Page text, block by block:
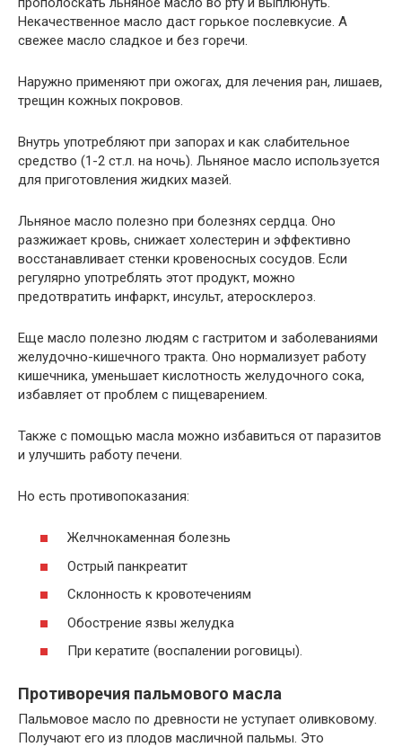
Некачественное масло даст горькое послевкусие. А
свежее масло сладкое и без горечи.
Наружно применяют при ожогах, для лечения ран, лишаев,
трещин кожных покровов.
Внутрь употребляют при запорах и как слабительное
средство (1-2 ст.л. на ночь). Льняное масло используется
для приготовления жидких мазей.
Льняное масло полезно при болезнях сердца. Оно
разжижает кровь, снижает холестерин и эффективно
восстанавливает стенки кровеносных сосудов. Если
регулярно употреблять этот продукт, можно
предотвратить инфаркт, инсульт, атеросклероз.
Еще масло полезно людям с гастритом и заболеваниями
желудочно-кишечного тракта. Оно нормализует работу
кишечника, уменьшает кислотность желудочного сока,
избавляет от проблем с пищеварением.
Также с помощью масла можно избавиться от паразитов
и улучшить работу печени.
Но есть противопоказания:
Желчнокаменная болезнь
Острый панкреатит
Склонность к кровотечениям
Обострение язвы желудка
При кератите (воспалении роговицы).
Противоречия пальмового масла
Пальмовое масло по древности не уступает оливковому.
Получают его из плодов масличной пальмы. Это